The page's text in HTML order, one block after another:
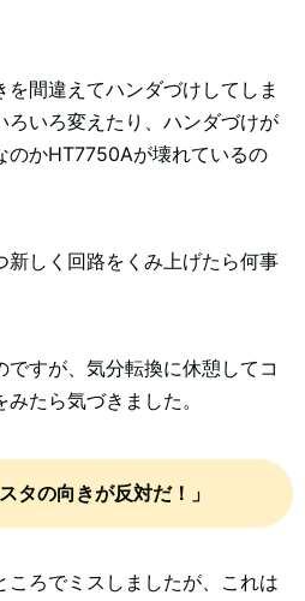
間違えてハンダづけしてしま
ろいろ変えたり、ハンダづけが
のかHT7750Aが壊れているの
新しく回路をくみ上げたら何事
すが、気分転換に休憩してコ
たら気づきました。
タの向きが反対だ！」
ころでミスしましたが、これは